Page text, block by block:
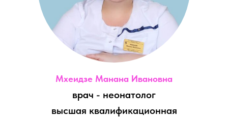
Мхеидзе Манана Ивановна
врач - неонатолог
высшая квалификационная